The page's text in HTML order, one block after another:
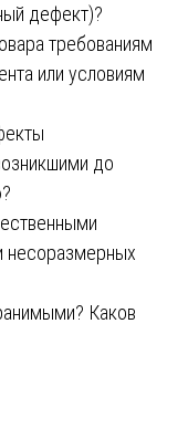
дефект)?
требованиям
или условиям
до
несоразмерных
Каков